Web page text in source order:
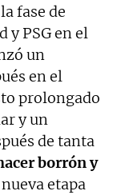
fase de
y PSG en el
un
en el
prolongado
y un
de tanta
borrón y
etapa